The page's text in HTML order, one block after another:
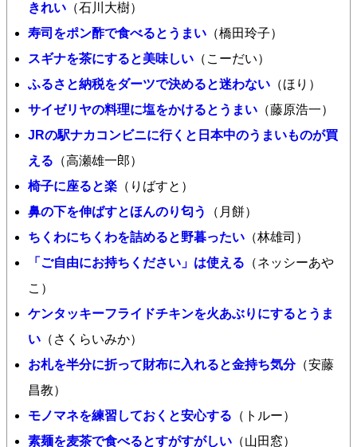
きれい （石川大樹）
寿司をポン酢で食べるとうまい （橋田玲子）
スギナを茶にすると美味しい （こーだい）
ふるさと納税をダーツで決めると迷わない （ほり）
サイゼリヤの料理に塩をかけるとうまい （藤原浩一）
JRの駅ナカコンビニに行くと日本中のうまいものが買
える （高瀬雄一郎）
椅子に座ると楽 （りばすと）
鼻の下を伸ばすとほんのり匂う
（月餅）
ちくわにちくわを詰めると野暮ったい （林雄司）
「ご自由にお持ちください」は使える （ネッシーあや
こ）
ケンタッキーフライドチキンを火あぶりにするとうま
い （さくらいみか）
お札を半分に折って財布に入れると金持ち気分（安藤
昌教）
モノマネを練習しておくと安心する （トルー）
素麺を麦茶で食べるとすがすがしい （山田窓）